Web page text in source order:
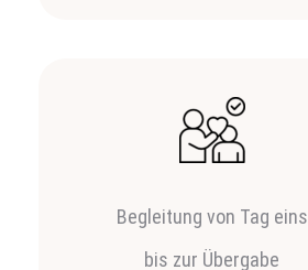
Begleitung von Tag eins
bis zur Übergabe